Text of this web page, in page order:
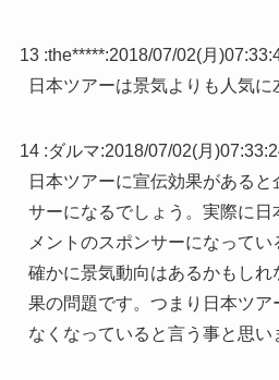
13 :the*****:2018/07/02(月
日本ツアーは景気よりも人気に
14 :ダルマ:2018/07/02(月
日本ツアーに宣伝効果がある
サーになるでしょう。実際に
メントのスポンサーになってい
確かに景気動向はあるかもし
果の問題です。つまり日本ツ
なくなっていると言う事と思い